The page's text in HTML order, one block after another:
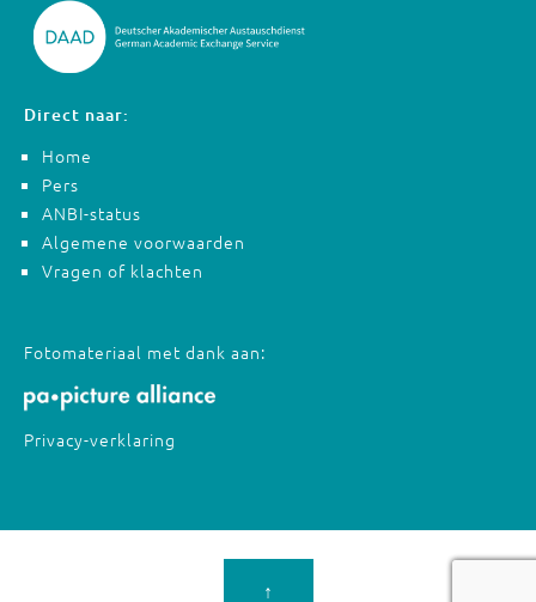
Direct naar:
Home
Pers
ANBI-status
Algemene voorwaarden
Vragen of klachten
Fotomateriaal met dank aan:
Privacy-verklaring
↑